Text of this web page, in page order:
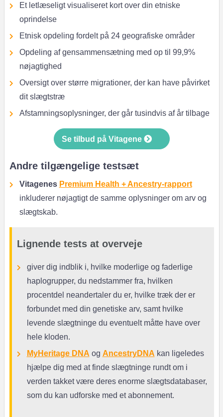
Et letlæseligt visualiseret kort over din etniske
oprindelse
Etnisk opdeling fordelt på 24 geografiske områder
Opdeling af gensammensætning med op til 99,9%
nøjagtighed
Oversigt over større migrationer, der kan have påvirket
dit slægtstræ
Afstamningsoplysninger, der går tusindvis af år tilbage
Se tilbud på Vitagene
Andre tilgængelige testsæt
Vitagenes Premium Health + Ancestry-rapport
inkluderer nøjagtigt de samme oplysninger om arv og
slægtskab.
Lignende tests at overveje
giver dig indblik i, hvilke moderlige og faderlige
haplogrupper, du nedstammer fra, hvilken
procentdel neandertaler du er, hvilke træk der er
forbundet med din genetiske arv, samt hvilke
levende slægtninge du eventuelt måtte have over
hele kloden.
MyHeritage DNA og AncestryDNA kan ligeledes
hjælpe dig med at finde slægtninge rundt om i
verden takket være deres enorme slægtsdatabaser,
som du kan udforske med et abonnement.